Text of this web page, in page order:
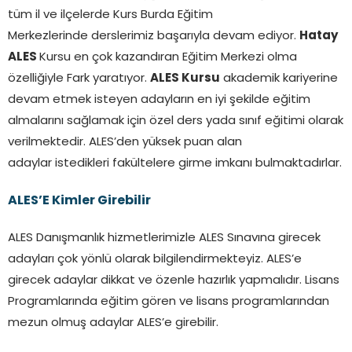
tüm il ve ilçelerde Kurs Burda Eğitim
Merkezlerinde derslerimiz başarıyla devam ediyor. Hatay
ALES Kursu en çok kazandıran Eğitim Merkezi olma
özelliğiyle Fark yaratıyor. ALES Kursu akademik kariyerine
devam etmek isteyen adayların en iyi şekilde eğitim
almalarını sağlamak için özel ders yada sınıf eğitimi olarak
verilmektedir. ALES’den yüksek puan alan
adaylar istedikleri fakültelere girme imkanı bulmaktadırlar.
ALES’E Kimler Girebilir
ALES Danışmanlık hizmetlerimizle ALES Sınavına girecek
adayları çok yönlü olarak bilgilendirmekteyiz. ALES’e
girecek adaylar dikkat ve özenle hazırlık yapmalıdır. Lisans
Programlarında eğitim gören ve lisans programlarından
mezun olmuş adaylar ALES’e girebilir.